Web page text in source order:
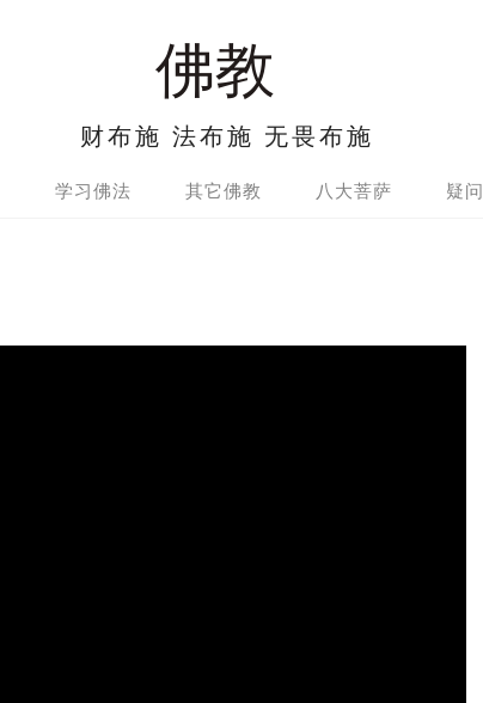
佛教
财布施 法布施 无畏布施
学习佛法 其它佛教 八大菩萨 疑问